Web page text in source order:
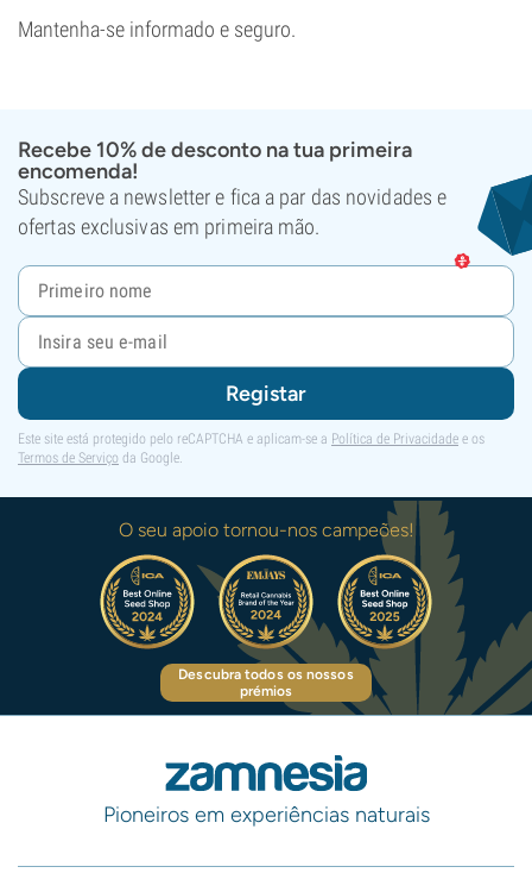
Mantenha-se informado e seguro.
Recebe 10% de desconto na tua primeira
encomenda!
Subscreve a newsletter e fica a par das novidades e
ofertas exclusivas em primeira mão.
Registar
Este site está protegido pelo reCAPTCHA e aplicam-se a Política de Privacidade e os
Termos de Serviço da Google.
O seu apoio tornou-nos campeões!
Descubra todos os nossos
prémios
Pioneiros em experiências naturais